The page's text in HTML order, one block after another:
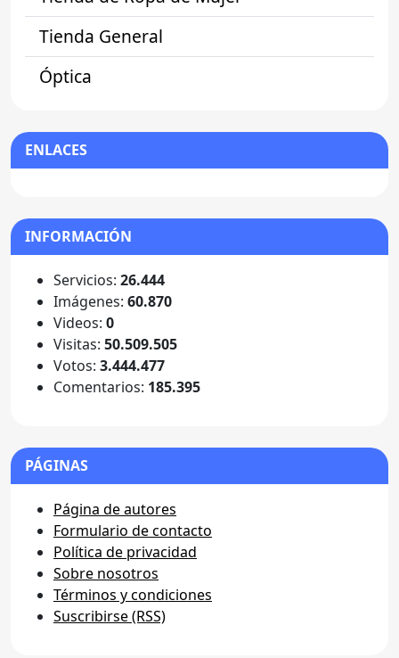
Tienda General
Óptica
ENLACES
INFORMACIÓN
Servicios: 26.444
Imágenes: 60.870
Videos: 0
Visitas: 50.509.505
Votos: 3.444.477
Comentarios: 185.395
PÁGINAS
Página de autores
Formulario de contacto
Política de privacidad
Sobre nosotros
Términos y condiciones
Suscribirse (RSS)